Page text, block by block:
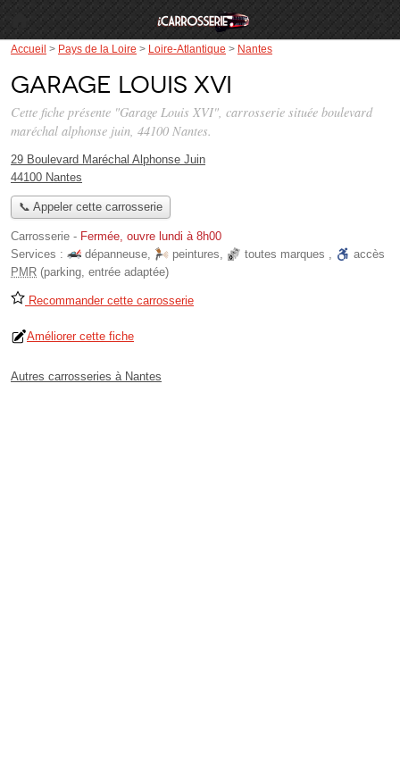
Accueil > Pays de la Loire > Loire-Atlantique > Nantes
Garage Louis XVI
Cette fiche présente "Garage Louis XVI", carrosserie située boulevard
maréchal alphonse juin, 44100 Nantes.
29 Boulevard Maréchal Alphonse Juin
44100 Nantes
📞 Appeler cette carrosserie
Carrosserie - Fermée, ouvre lundi à 8h00
Services :
dépanneuse, peintures, toutes marques ,
accès
PMR (parking, entrée adaptée)
Recommander cette carrosserie
Améliorer cette fiche
Autres carrosseries à Nantes